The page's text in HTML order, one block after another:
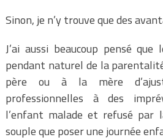
Sinon, je n’y trouve que des
J’ai aussi beaucoup pensé
pendant naturel de la
père ou à la mère
professionnelles à des
l’enfant malade et refusé par
souple que poser une journée